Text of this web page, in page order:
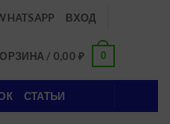
ВХОД
/ 0,00₽ 0
СТАТЬИ